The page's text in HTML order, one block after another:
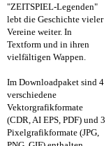
"ZEITSPIEL-Legenden"
lebt die Geschichte vieler
Vereine weiter. In
Textform und in ihren
vielfältigen Wappen.
Im Downloadpaket sind 4
verschiedene
Vektorgrafikformate
(CDR, AI EPS, PDF) und 3
Pixelgrafikformate (JPG,